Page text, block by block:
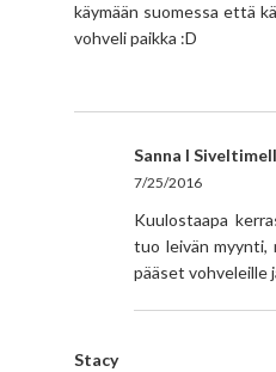
käymään suomessa että
vohveli paikka :D
Sanna I
7/25/2016
Kuulostaapa
tuo leivän myynti,
pääset vohveleille
Stacy